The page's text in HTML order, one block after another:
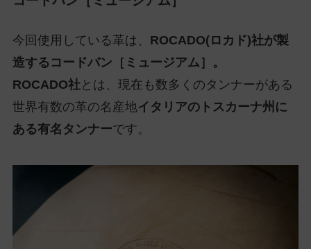
今回使用している革は、 ROCADO(ロカド)社が製
造するコードバン［ミュージアム］。
ROCADO社とは、現在も数多くのタンナーがある
世界有数の革の名産地イタリアのトスカーナ州に
ある有名タンナーです。